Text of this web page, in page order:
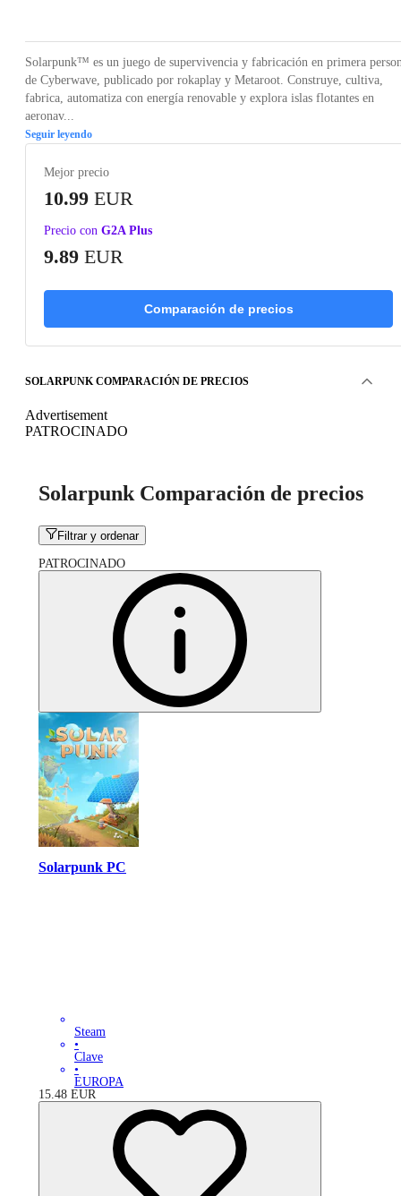
Solarpunk™ es un juego de supervivencia y fabricación en primera
de Cyberwave, publicado por rokaplay y Metaroot. Construye, cultiva,
fabrica, automatiza con energía renovable y explora islas flotantes en
aeronav...
Seguir leyendo
Mejor precio
10.99 EUR
Precio con G2A Plus
9.89 EUR
Comparación de precios
SOLARPUNK COMPARACIÓN DE PRECIOS
Advertisement
PATROCINADO
Solarpunk Comparación de precios
Filtrar y ordenar
PATROCINADO
Solarpunk PC
Steam
•
Clave
•
EUROPA
15.48 EUR